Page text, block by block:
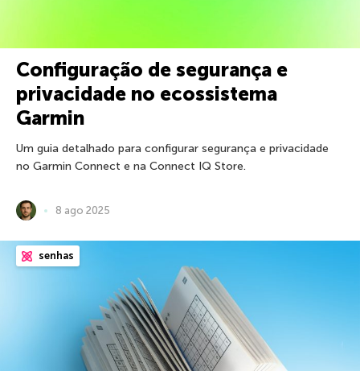
Configuração de segurança e
privacidade no ecossistema
Garmin
Um guia detalhado para configurar segurança e privacidade
no Garmin Connect e na Connect IQ Store.
8 ago 2025
senhas